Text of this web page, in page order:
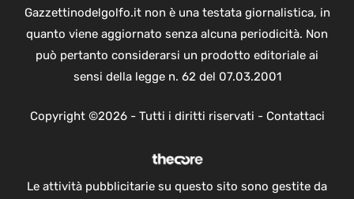
Gazzettinodelgolfo.it non è una testata giornalistica, in
quanto viene aggiornato senza alcuna periodicità. Non
può pertanto considerarsi un prodotto editoriale ai
sensi della legge n. 62 del 07.03.2001
Copyright ©2026 - Tutti i diritti riservati - Contattaci
Le attività pubblicitarie su questo sito sono gestite da